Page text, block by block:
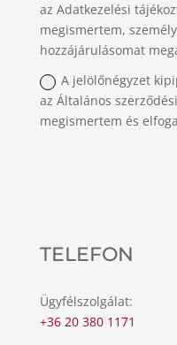
az Adatkezelési
megismertem,
hozzájárulásomat
A jelölőnégyzet
az Általános
megismertem és
TELEFON
Ügyfélszolgálat:
+36 20 380 1171